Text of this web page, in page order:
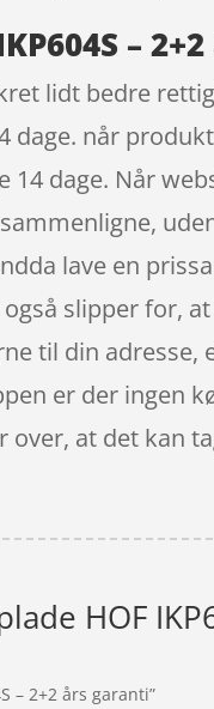
–
lidt bedre
dage. når
dage. Når
lave en
slipper for,
til din
er der ingen
at det kan
HOF
– 2+2 års garanti”